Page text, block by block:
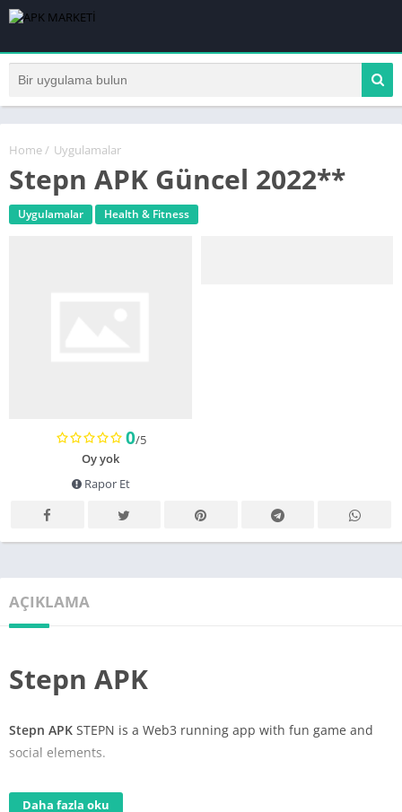
Home/ Uygulamalar
Stepn APK Güncel 2022**
Uygulamalar Health & Fitness
0/5
Oy yok
Rapor Et
AÇIKLAMA
Stepn APK
Stepn APK STEPN is a Web3 running app with fun game and
social elements.
stepn apk download
Daha fazla oku